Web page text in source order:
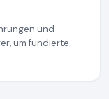
und
um fundierte